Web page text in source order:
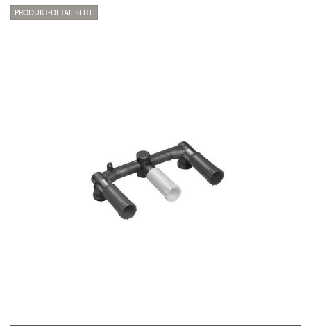
PRODUKT-DETAILSEITE